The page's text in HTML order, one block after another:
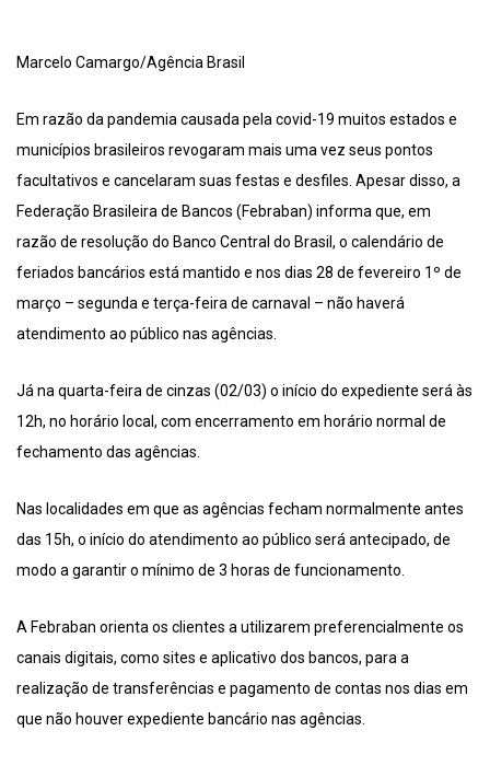
Marcelo Camargo/Agência Brasil
Em razão da pandemia causada pela covid-19 muitos estados e
municípios brasileiros revogaram mais uma vez seus pontos
facultativos e cancelaram suas festas e desfiles. Apesar disso, a
Federação Brasileira de Bancos (Febraban) informa que, em
razão de resolução do Banco Central do Brasil, o calendário de
feriados bancários está mantido e nos dias 28 de fevereiro 1º de
março – segunda e terça-feira de carnaval – não haverá
atendimento ao público nas agências.
Já na quarta-feira de cinzas (02/03) o início do expediente será às
12h, no horário local, com encerramento em horário normal de
fechamento das agências.
Nas localidades em que as agências fecham normalmente antes
das 15h, o início do atendimento ao público será antecipado, de
modo a garantir o mínimo de 3 horas de funcionamento.
A Febraban orienta os clientes a utilizarem preferencialmente os
canais digitais, como sites e aplicativo dos bancos, para a
realização de transferências e pagamento de contas nos dias em
que não houver expediente bancário nas agências.